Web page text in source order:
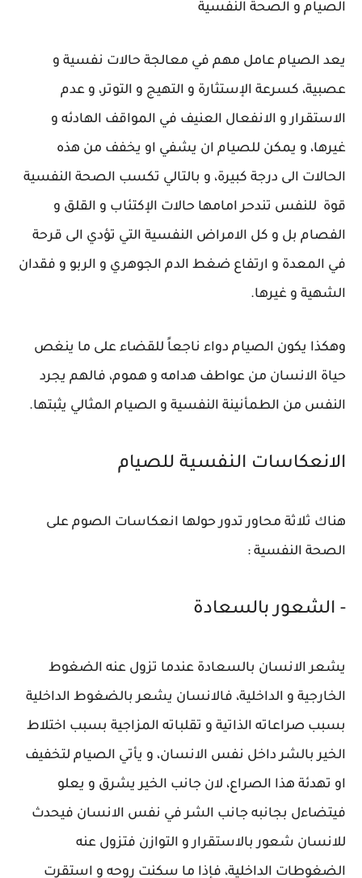
الصيام و الصحة النفسية
يعد الصيام عامل مهم في معالجة حالات نفسية و
عصبية، كسرعة الإستثارة و التهيج و التوتر، و عدم
الاستقرار و الانفعال العنيف في المواقف الهادئه و
غيرها، و يمكن للصيام ان يشفي او يخفف من هذه
الحالات الى درجة كبيرة، و بالتالي تكسب الصحة النفسية
قوة للنفس تندحر امامها حالات الإكتئاب و القلق و
الفصام بل و كل الامراض النفسية التي تؤدي الى قرحة
في المعدة و ارتفاع ضغط الدم الجوهري و الربو و فقدان
الشهية و غيرها.
وهكذا يكون الصيام دواء ناجعاً للقضاء على ما ينغص
حياة الانسان من عواطف هدامه و هموم، فالهم يجرد
النفس من الطمأنينة النفسية و الصيام المثالي يثبتها.
الانعكاسات النفسية للصيام
هناك ثلاثة محاور تدور حولها انعكاسات الصوم على
الصحة النفسية :
- الشعور بالسعادة
يشعر الانسان بالسعادة عندما تزول عنه الضغوط
الخارجية و الداخلية، فالانسان يشعر بالضغوط الداخلية
بسبب صراعاته الذاتية و تقلباته المزاجية بسبب اختلاط
الخير بالشر داخل نفس الانسان، و يأتي الصيام لتخفيف
او تهدئة هذا الصراع، لان جانب الخير يشرق و يعلو
فيتضاءل بجانبه جانب الشر في نفس الانسان فيحدث
للانسان شعور بالاستقرار و التوازن فتزول عنه
الضغوطات الداخلية، فإذا ما سكنت روحه و استقرت